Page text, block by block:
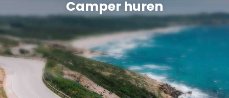
Camper huren